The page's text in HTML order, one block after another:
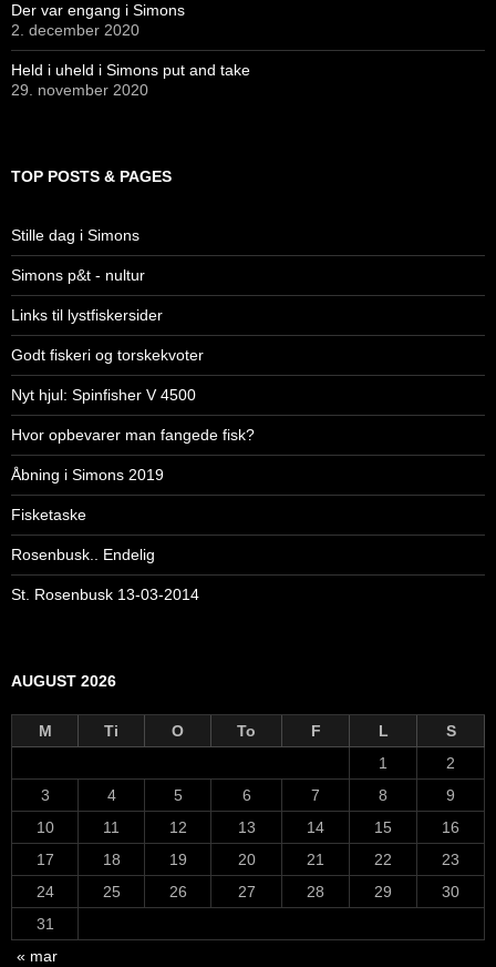
Der var engang i Simons
2. december 2020
Held i uheld i Simons put and take
29. november 2020
TOP POSTS & PAGES
Stille dag i Simons
Simons p&t - nultur
Links til lystfiskersider
Godt fiskeri og torskekvoter
Nyt hjul: Spinfisher V 4500
Hvor opbevarer man fangede fisk?
Åbning i Simons 2019
Fisketaske
Rosenbusk.. Endelig
St. Rosenbusk 13-03-2014
AUGUST 2026
M Ti O To F L
S
1
2
3
4 5 6 7 8
9
10
11 12 13 14 15
16
17
18 19 20 21 22
23
24
25 26 27 28 29
30
31
« mar